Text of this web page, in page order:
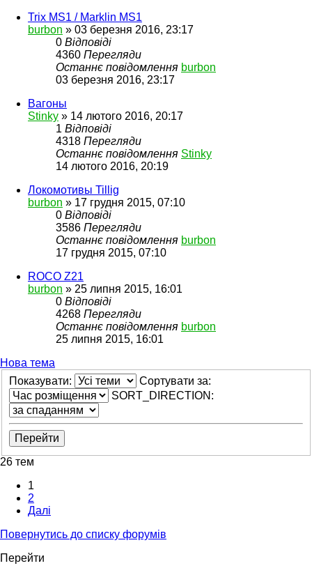
Trix MS1 / Marklin MS1
burbon » 03 березня 2016, 23:17
0 Відповіді
4360 Перегляди
Останнє повідомлення burbon
03 березня 2016, 23:17
Вагоны
Stinky » 14 лютого 2016, 20:17
1 Відповіді
4318 Перегляди
Останнє повідомлення Stinky
14 лютого 2016, 20:19
Локомотивы Tillig
burbon » 17 грудня 2015, 07:10
0 Відповіді
3586 Перегляди
Останнє повідомлення burbon
17 грудня 2015, 07:10
ROCO Z21
burbon » 25 липня 2015, 16:01
0 Відповіді
4268 Перегляди
Останнє повідомлення burbon
25 липня 2015, 16:01
Нова тема
Показувати:
Сортувати за:
SORT_DIRECTION:
26 тем
1
2
Далі
Повернутись до списку форумів
Перейти